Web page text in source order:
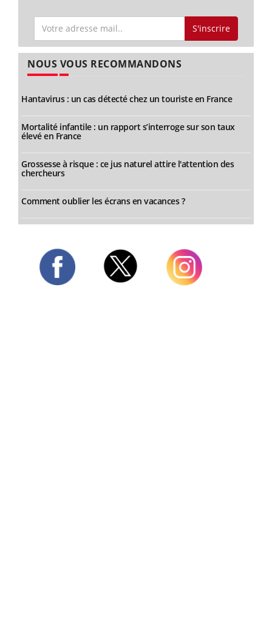
S'inscrire
NOUS VOUS RECOMMANDONS
Hantavirus : un cas détecté chez un touriste en France
Mortalité infantile : un rapport s’interroge sur son taux
élevé en France
Grossesse à risque : ce jus naturel attire l'attention des
chercheurs
Comment oublier les écrans en vacances ?